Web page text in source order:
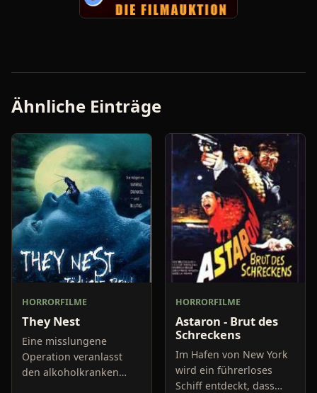
Ähnliche Einträge
HORRORFILME
They Nest
Eine misslungene
Operation veranlasst
den alkoholkranken
HORRORFILME
Astaron - Brut des
Schreckens
Im Hafen von New York
wird ein führerloses
Schiff entdeckt, dass